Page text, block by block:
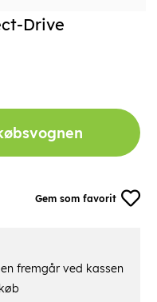
Gem som favorit
Drive
fremgår ved kassen